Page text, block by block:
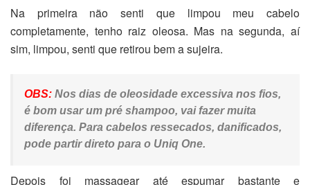
Na primeira não senti que limpou meu cabelo
completamente, tenho raiz oleosa. Mas na segunda, aí
sim, limpou, senti que retirou bem a sujeira.
OBS: Nos dias de oleosidade excessiva nos fios,
é bom usar um pré shampoo, vai fazer muita
diferença. Para cabelos ressecados, danificados,
pode partir direto para o Uniq One.
Depois foi massagear até espumar bastante e